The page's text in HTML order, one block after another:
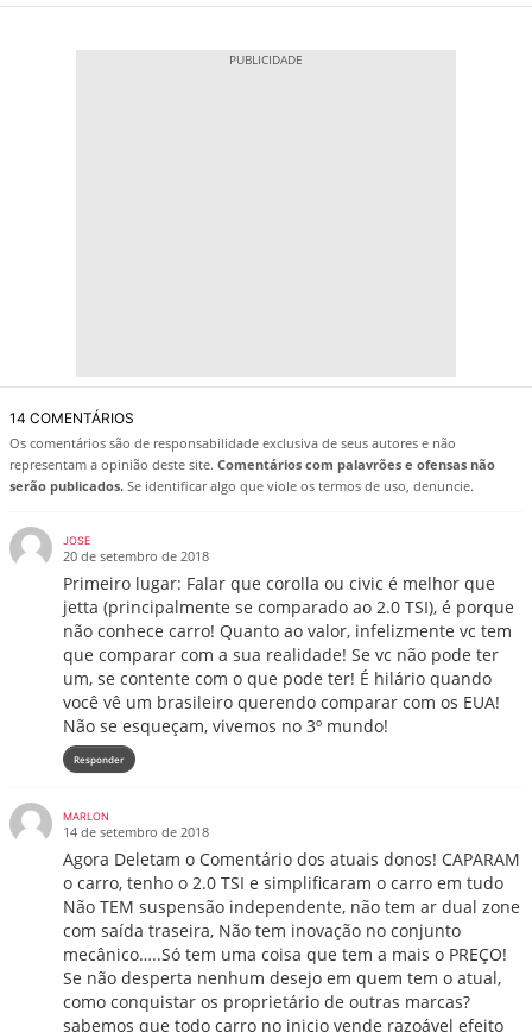
14 COMENTÁRIOS
Os comentários são de responsabilidade exclusiva de seus autores e não
representam a opinião deste site. Comentários com palavrões e ofensas não
serão publicados. Se identificar algo que viole os termos de uso, denuncie.
JOSE
20 de setembro de 2018
Primeiro lugar: Falar que corolla ou civic é melhor que
jetta (principalmente se comparado ao 2.0 TSI), é porque
não conhece carro! Quanto ao valor, infelizmente vc tem
que comparar com a sua realidade! Se vc não pode ter
um, se contente com o que pode ter! É hilário quando
você vê um brasileiro querendo comparar com os EUA!
Não se esqueçam, vivemos no 3º mundo!
Responder
MARLON
14 de setembro de 2018
Agora Deletam o Comentário dos atuais donos! CAPARAM
o carro, tenho o 2.0 TSI e simplificaram o carro em tudo
Não TEM suspensão independente, não tem ar dual zone
com saída traseira, Não tem inovação no conjunto
mecânico…..Só tem uma coisa que tem a mais o PREÇO!
Se não desperta nenhum desejo em quem tem o atual,
como conquistar os proprietário de outras marcas?
sabemos que todo carro no inicio vende razoável efeito